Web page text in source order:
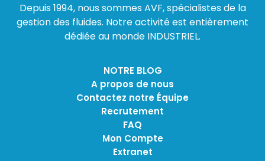
Depuis 1994, nous sommes AVF, spécialistes de la
gestion des fluides. Notre activité est entièrement
dédiée au monde INDUSTRIEL.
NOTRE BLOG
A propos de nous
Contactez notre Équipe
Recrutement
FAQ
Mon Compte
Extranet